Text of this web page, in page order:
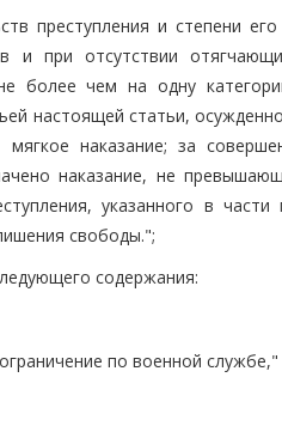
преступления и степени
и при отсутствии
более чем на одну
настоящей статьи,
наказание; за
наказание, не
указанного в
свободы.";
содержания:
по военной